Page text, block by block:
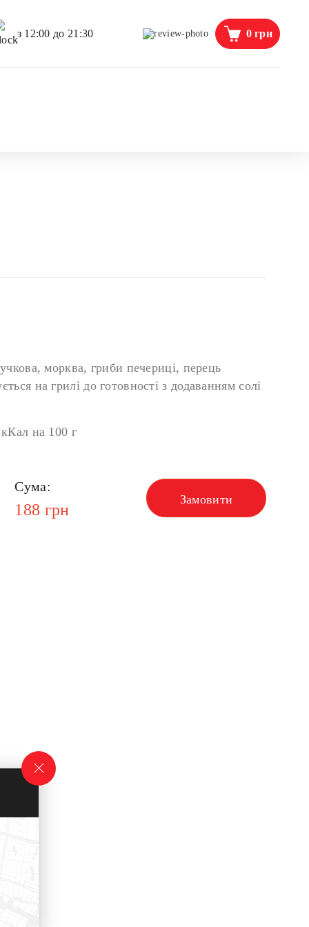
з 12:00 до 21:30 0грн
морква, гриби печериці, перець
на грилі до готовності з додаванням солі
на 100 г
Сума:
188 грн
Замовити